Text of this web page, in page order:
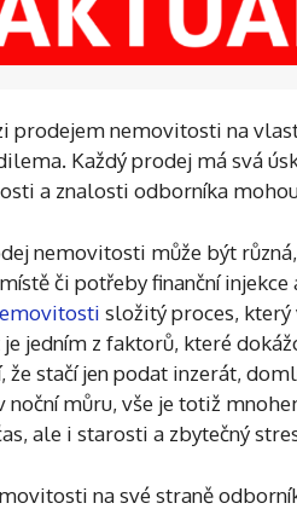
prodejem nemovitosti na
Každý prodej má svá
a znalosti odborníka
nemovitosti může být
či potřeby finanční
složitý proces, který
jedním z faktorů, které
že stačí jen podat inzerát,
noční můru, vše je totiž
ale i starosti a zbytečný
na své straně